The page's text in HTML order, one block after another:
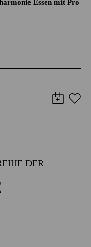
Essen mit Pro
DER E